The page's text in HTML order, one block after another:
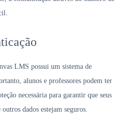
LMS possui um sistema de
alunos e professores podem ter
necessária para garantir que seus
dados estejam seguros.